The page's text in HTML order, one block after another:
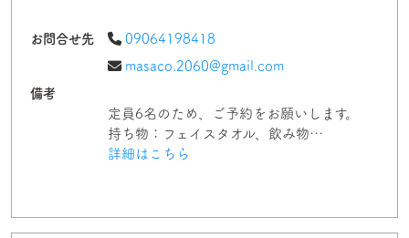
お問合せ先
09064198418
masaco.2060@gmail.com
備考
定員6名のため、ご予約をお願いします。
持ち物：フェイスタオル、飲み物…
詳細はこちら